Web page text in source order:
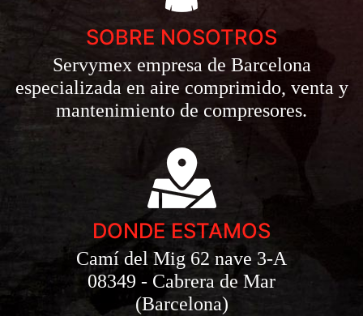
SOBRE NOSOTROS
Servymex empresa de Barcelona
especializada en aire comprimido, venta y
mantenimiento de compresores.
DONDE ESTAMOS
Camí del Mig 62 nave 3-A
08349 - Cabrera de Mar
(Barcelona)